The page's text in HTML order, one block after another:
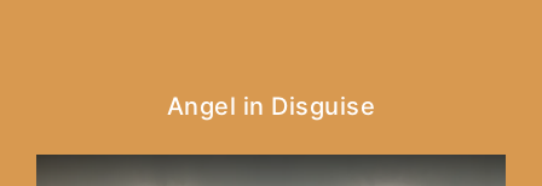
Angel in Disguise